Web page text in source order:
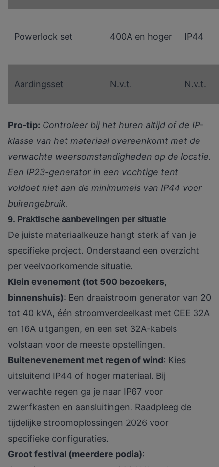
Powerlock set 400A en hoger IP44
Aardingsset N.v.t. N.v.t.
Pro-tip: Controleer bij het huren altijd of de IP-
klasse van het materiaal overeenkomt met de
verwachte weersomstandigheden op de locatie.
Een IP23-generator in een vochtige tent
voldoet niet aan de minimumeis van IP44 voor
buitengebruik.
9. Praktische aanbevelingen per situatie
De juiste materiaalkeuze hangt sterk af van je
specifieke project. Onderstaand een overzicht
per veelvoorkomende situatie.
Klein evenement (tot 500 bezoekers,
binnenshuis): Een draaistroom generator van 20
tot 40 kVA, één stroomverdeelkast met CEE 32A
en 16A uitgangen, en een set 32A-kabels
volstaan voor de meeste opstellingen.
Buitenevenement met regen of wind: Kies
uitsluitend IP44 of hoger materiaal. Bij
verwachte regen ga je naar IP67 voor
zwerfkasten en aansluitingen. Raadpleeg de
tijdelijke stroomoplossingen 2026 voor
specifieke configuraties.
Groot festival (meerdere podia):